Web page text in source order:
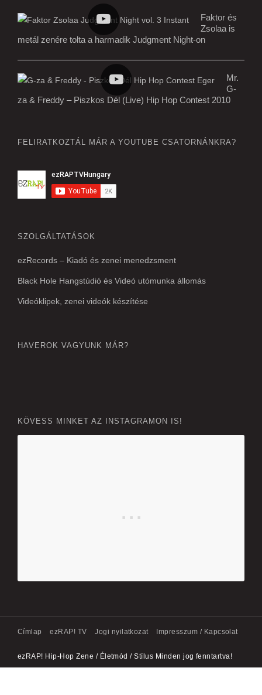
Faktor és
Zsolaa is
metál zenére tolta a harmadik Judgment Night-on
Mr.
G-
za & Freddy – Piszkos Dél (Live) Hip Hop Contest 2010
FELIRATKOZTÁL MÁR A YOUTUBE CSATORNÁNKRA?
SZOLGÁLTATÁSOK
ezRecords – Kiadó és zenei menedzsment
Black Hole Hangstúdió és Videó utómunka állomás
Videóklipek, zenei videók készítése
HAVEROK VAGYUNK MÁR?
KÖVESS MINKET AZ INSTAGRAMON IS!
Címlap ezRAP! TV Jogi nyilatkozat Impresszum / Kapcsolat
ezRAP! Hip-Hop Zene / Életmód / Stílus Minden jog fenntartva!